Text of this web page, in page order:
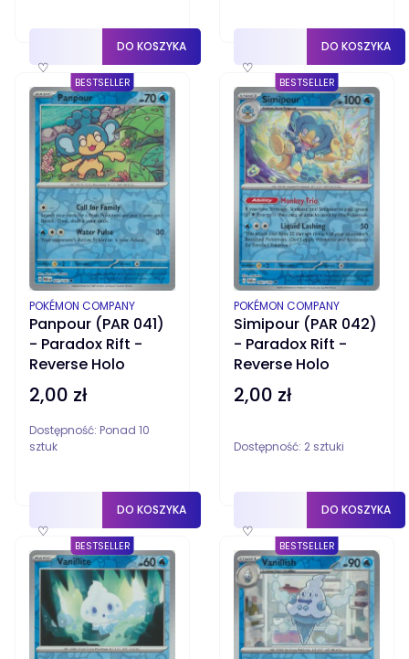
♡
DO KOSZYKA
♡
DO KOSZYKA
BESTSELLER
Panpour (PAR 041)
- Paradox Rift -
Reverse Holo
PRODUCENT
POKÉMON COMPANY
Cena
2,00 zł
Dostępność: Ponad 10
sztuk
♡
DO KOSZYKA
BESTSELLER
Simipour (PAR 042)
- Paradox Rift -
Reverse Holo
PRODUCENT
POKÉMON COMPANY
Cena
2,00 zł
Dostępność: 2 sztuki
♡
DO KOSZYKA
BESTSELLER BESTSELLER